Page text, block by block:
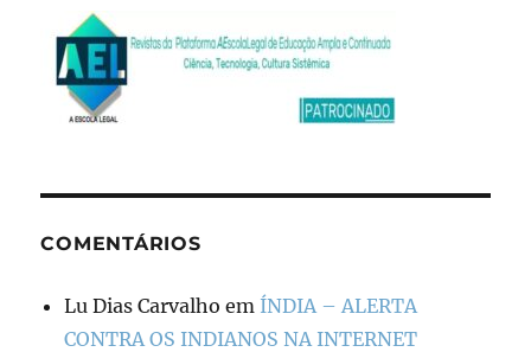
COMENTÁRIOS
Lu Dias Carvalho em ÍNDIA – ALERTA
CONTRA OS INDIANOS NA INTERNET